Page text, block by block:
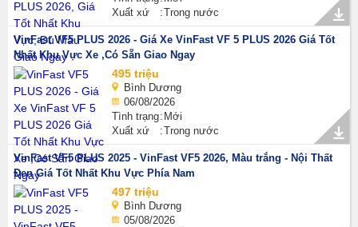
Xuất xứ
Trong nước
VinFast VF5 PLUS 2026 - Giá Xe VinFast VF 5 PLUS 2026 Giá Tốt
Nhất Khu Vực Xe ,Có Sẵn Giao Ngay
495 triệu
Bình Dương
06/08/2026
Tình trạng Mới
Xuất xứ
Trong nước
VinFast VF5 PLUS 2025 - VinFast VF5 2026, Màu trắng - Nội Thất
Đen Giá Tốt Nhất Khu Vực Phía Nam
497 triệu
Bình Dương
05/08/2026